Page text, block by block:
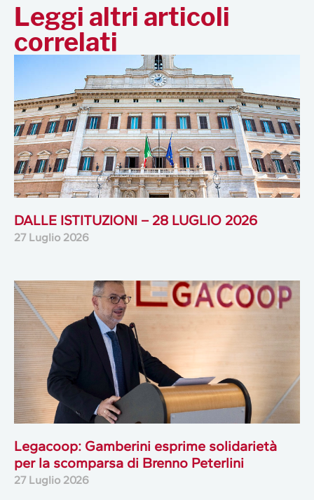
Leggi altri articoli
correlati
DALLE ISTITUZIONI – 28 LUGLIO 2026
27 Luglio 2026
Legacoop: Gamberini esprime solidarietà
per la scomparsa di Brenno Peterlini
27 Luglio 2026